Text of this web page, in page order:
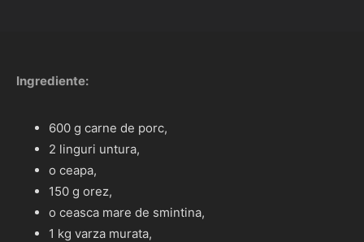
Ingrediente:
600 g carne de porc,
2 linguri untura,
o ceapa,
150 g orez,
o ceasca mare de smintina,
1 kg varza murata,